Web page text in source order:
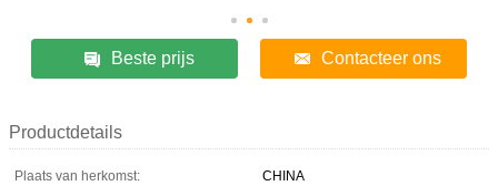
Beste prijs Contacteer ons
Productdetails
Plaats van herkomst:
CHINA